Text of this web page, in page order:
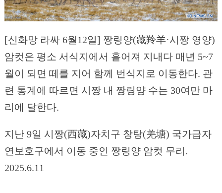
[신화망 라싸 6월12일] 짱링양(藏羚羊·시짱 영양)
암컷은 평소 서식지에서 흩어져 지내다 매년 5~7
월이 되면 떼를 지어 함께 번식지로 이동한다. 관
련 통계에 따르면 시짱 내 짱링양 수는 30여만 마
리에 달한다.
지난 9일 시짱(西藏)자치구 창탕(羌塘) 국가급자
연보호구에서 이동 중인 짱링양 암컷 무리.
2025.6.11